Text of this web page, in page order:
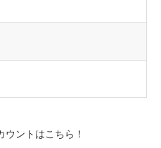
ントはこちら！